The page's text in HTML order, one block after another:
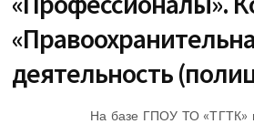
деятельность
На базе ГПОУ ТО «ТГТК»